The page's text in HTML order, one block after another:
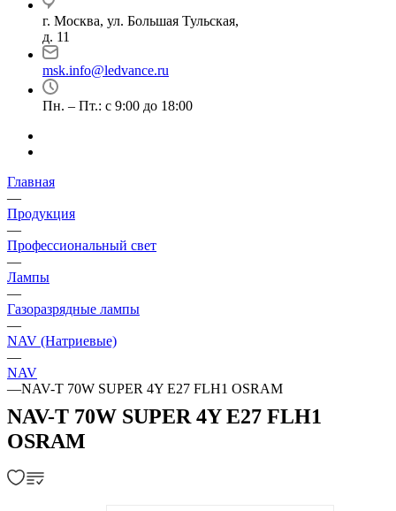
г. Москва, ул. Большая Тульская,
д. 11
msk.info@ledvance.ru
Пн. – Пт.: с 9:00 до 18:00
Главная
—
Продукция
—
Профессиональный свет
—
Лампы
—
Газоразрядные лампы
—
NAV (Натриевые)
—
NAV
—NAV-T 70W SUPER 4Y E27 FLH1 OSRAM
NAV-T 70W SUPER 4Y E27 FLH1
OSRAM